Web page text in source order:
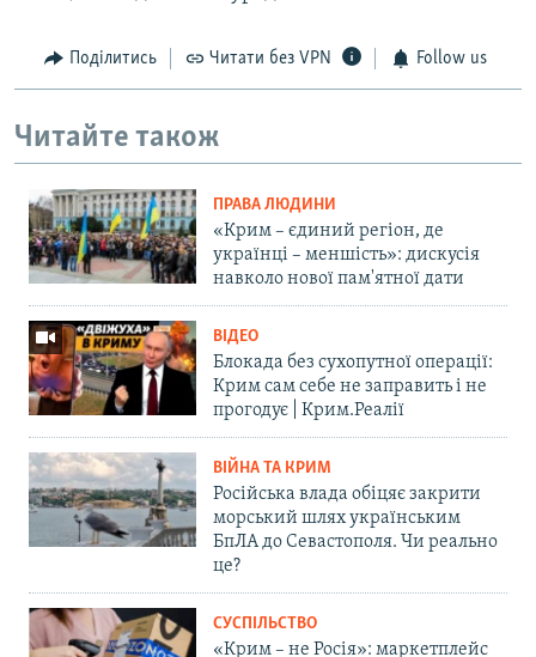
Поділитись Читати без VPN Follow us
Читайте також
ПРАВА ЛЮДИНИ
«Крим – єдиний регіон, де
українці – меншість»: дискусія
навколо нової пам'ятної дати
ВІДЕО
Блокада без сухопутної операції:
Крим сам себе не заправить і не
прогодує | Крим.Реалії
ВІЙНА ТА КРИМ
Російська влада обіцяє закрити
морський шлях українським
БпЛА до Севастополя. Чи реально
це?
СУСПІЛЬСТВО
«Крим – не Росія»: маркетплейс